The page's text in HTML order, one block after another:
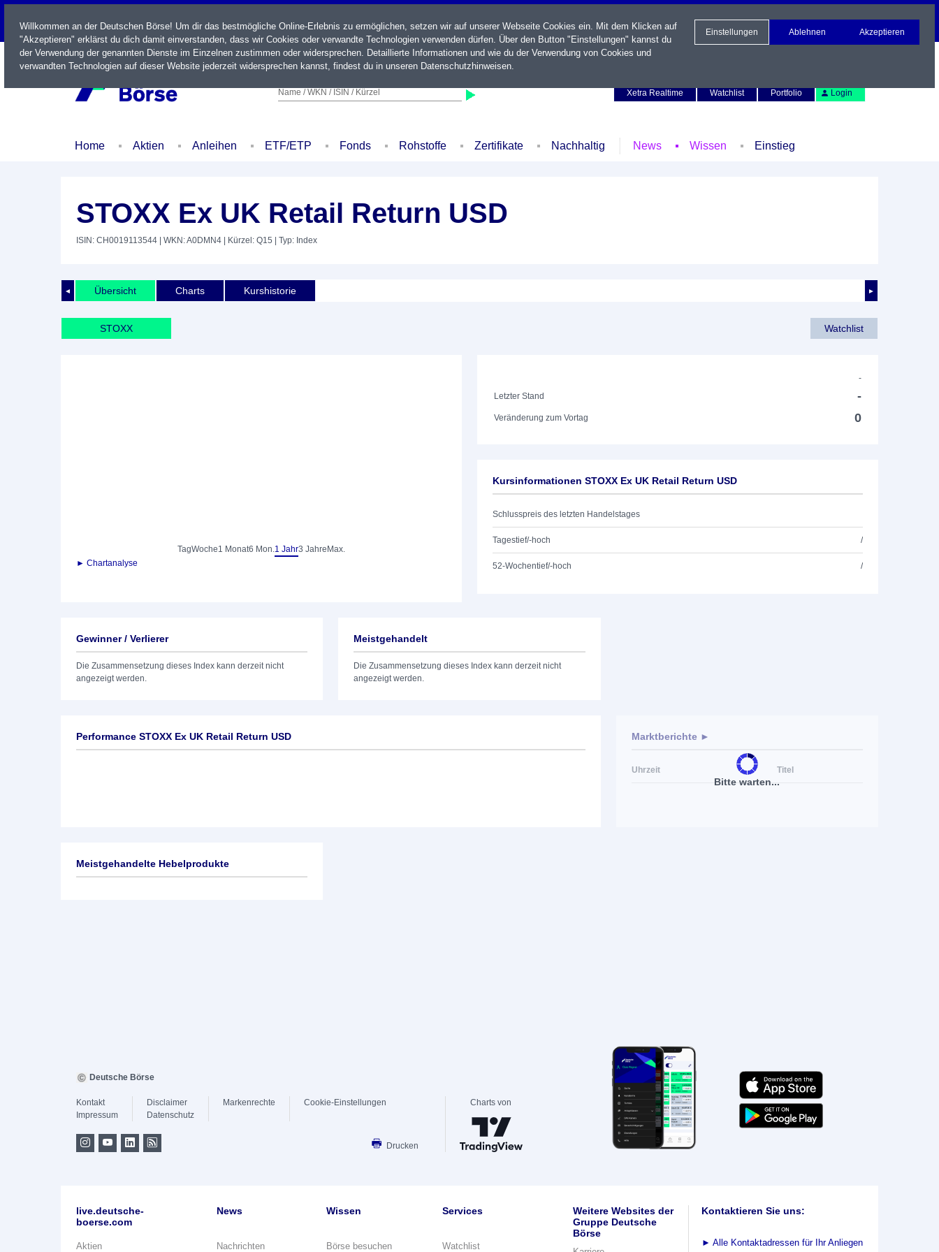
LIVE
Name / WKN / ISIN / Kürzel
Xetra Realtime
Watchlist Portfolio Login
Home Aktien Anleihen ETF/ETP Fonds Rohstoffe Zertifikate Nachhaltig News Wissen Einstieg
STOXX Ex UK Retail Return USD
ISIN: CH0019113544 | WKN: A0DMN4 | Kürzel: Q15 | Typ: Index
◄ ►
Übersicht Charts Kurshistorie
STOXX Watchlist
TagWoche1 Monat6 Mon.1 Jahr3 Jahre Max.
► Chartanalyse
-
Letzter Stand
-
Veränderung zum Vortag 0
Kursinformationen STOXX Ex UK Retail Return USD
Schlusspreis des letzten Handelstages
Tagestief/-hoch /
52-Wochentief/-hoch /
Gewinner / Verlierer
Die Zusammensetzung dieses Index kann derzeit nicht
angezeigt werden.
Meistgehandelt
Die Zusammensetzung dieses Index kann derzeit nicht
angezeigt werden.
Performance STOXX Ex UK Retail Return USD
Bitte warten...
Marktberichte ►
Uhrzeit Titel
Meistgehandelte Hebelprodukte
Willkommen an der Deutschen Börse! Um dir das bestmögliche Online-Erlebnis zu ermöglichen, setzen wir auf unserer Webseite Cookies ein. Mit dem Klicken auf
"Akzeptieren" erklärst du dich damit einverstanden, dass wir Cookies oder verwandte Technologien verwenden dürfen. Über den Button "Einstellungen" kannst du
der Verwendung der genannten Dienste im Einzelnen zustimmen oder widersprechen. Detaillierte Informationen und wie du der Verwendung von Cookies und
verwandten Technologien auf dieser Website jederzeit widersprechen kannst, findest du in unseren Datenschutzhinweisen.
Einstellungen Ablehnen Akzeptieren
Deutsche Börse
Kontakt
Impressum
Disclaimer
Datenschutz
Markenrechte Cookie-Einstellungen
Drucken
Charts von
live.deutsche-
boerse.com
Aktien
News
Nachrichten
Wissen
Börse besuchen
Services
Watchlist
Weitere Websites der
Gruppe Deutsche
Börse
Kontaktieren Sie uns:
► Alle Kontaktadressen für Ihr Anliegen